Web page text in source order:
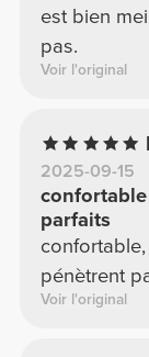
est bien
pas.
Voir l'original
2025-09-15
parfaits
pénètrent
Voir l'original